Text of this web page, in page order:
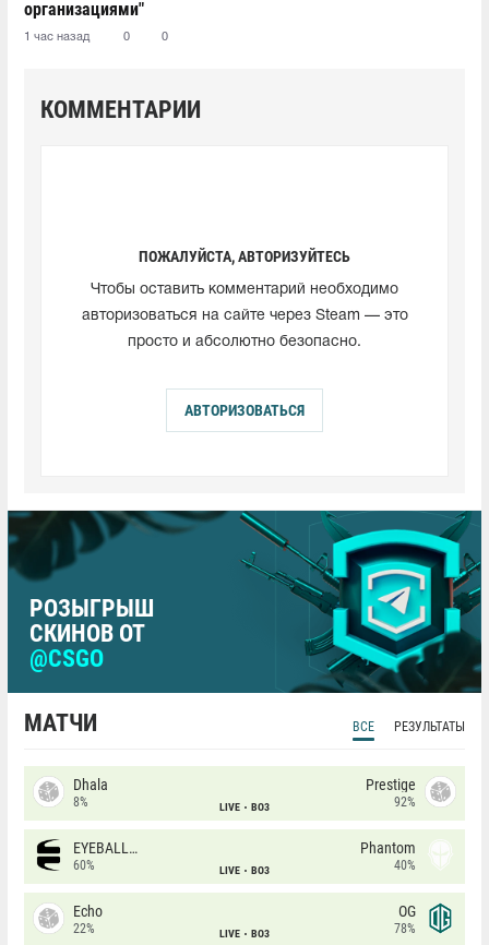
организациями"
1 час назад 0 0
КОММЕНТАРИИ
ПОЖАЛУЙСТА, АВТОРИЗУЙТЕСЬ
Чтобы оставить комментарий необходимо
авторизоваться на сайте через Steam — это
просто и абсолютно безопасно.
АВТОРИЗОВАТЬСЯ
РОЗЫГРЫШ
СКИНОВ ОТ
@CSGO
МАТЧИ ВСЕ РЕЗУЛЬТАТЫ
Dhala
8% LIVE BO3
Prestige
92%
EYEBALLERS
60% LIVE BO3
Phantom
40%
Echo
22% LIVE BO3
OG
78%